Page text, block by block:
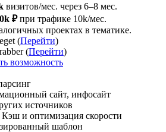
визитов/мес. через 6–8 мес.
₽ при трафике 10k/мес.
проектах в тематике.
(Перейти)
(Перейти)
возможность
сайт, инфосайт
источников
и оптимизация скорости
шаблон